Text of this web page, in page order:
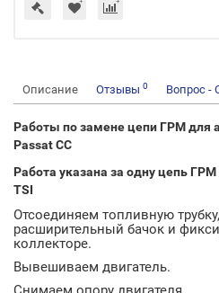
Описание Отзывы 0 Вопрос -
Работы по замене цепи ГРМ для
Passat CC
Работа указана за одну цепь
TSI
Отсоединяем топливную
расширительный бачок и
коллекторе.
Вывешиваем двигатель.